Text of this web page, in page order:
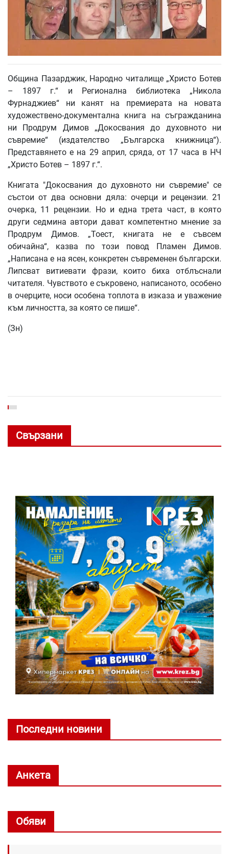
Община Пазарджик, Народно читалище „Христо Ботев
– 1897 г.“ и Регионална библиотека „Никола
Фурнаджиев“ ни канят на премиерата на новата
художествено-документална книга на съгражданина
ни Продрум Димов „Докосвания до духовното ни
съвремие“ (издателство „Българска книжница“).
Представянето е на 29 април, сряда, от 17 часа в НЧ
„Христо Ботев – 1897 г.“.
Книгата "Докосвания до духовното ни съвремие" се
състои от два основни дяла: очерци и рецензии. 21
очерка, 11 рецензии. Но и една трета част, в която
други седмина автори дават компетентно мнение за
Продрум Димов. „Тоест, книгата не е съвсем
обичайна“, казва по този повод Пламен Димов.
„Написана е на ясен, конкретен съвременен български.
Липсват витиевати фрази, които биха отблъснали
читателя. Чувството е съкровено, написаното, особено
в очерците, носи особена топлота в изказа и уважение
към личността, за която се пише“.
(Зн)
Свързани
Последни новини
Анкета
Обяви